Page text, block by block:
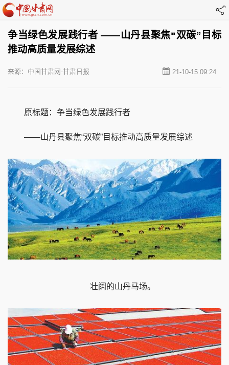
争当绿色发展践行者 ——山丹县聚焦“双碳”目标
推动高质量发展综述
21-10-15 09:24
来源：中国甘肃网-甘肃日报
原标题：争当绿色发展践行者
——山丹县聚焦“双碳”目标推动高质量发展综述
壮阔的山丹马场。